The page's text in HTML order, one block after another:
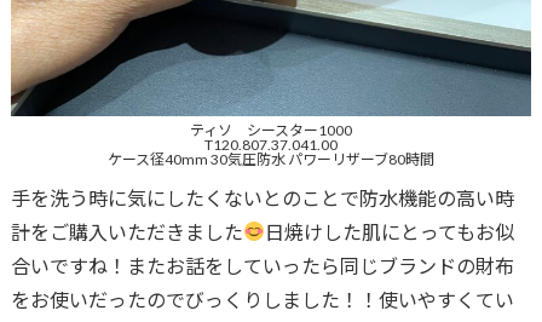
ティソ シースター1000
T120.807.37.041.00
ケース径40mm 30気圧防水 パワーリザーブ80時間
手を洗う時に気にしたくないとのことで防水機能の高い時
計をご購入いただきました
日焼けした肌にとってもお似
合いですね！またお話をしていったら同じブランドの財布
をお使いだったのでびっくりしました！！使いやすくてい